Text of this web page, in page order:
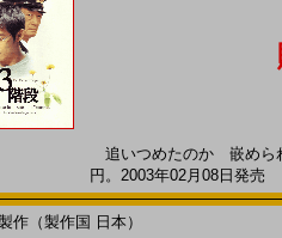
追いつめたのか 嵌めら
円。2003年02月08日発
作（製作国 日本）